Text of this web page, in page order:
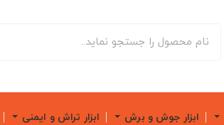
ابزار جوش و برش ابزار تراش و ایمنی